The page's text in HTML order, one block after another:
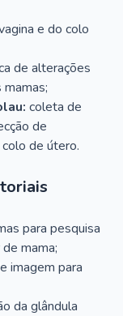
e do colo
de alterações
coleta de
de
de útero.
para pesquisa
mama;
imagem para
da glândula